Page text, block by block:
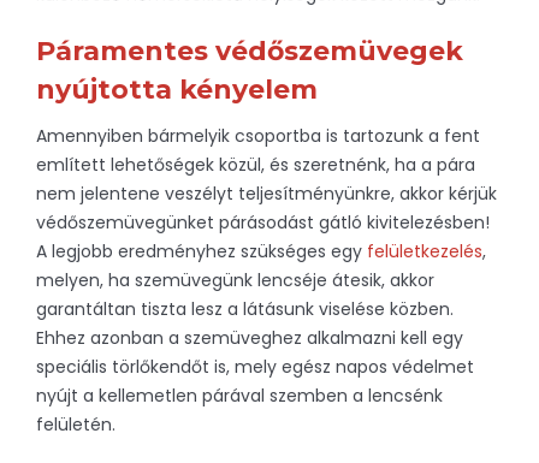
Páramentes védőszemüvegek
nyújtotta kényelem
Amennyiben bármelyik csoportba is tartozunk a fent
említett lehetőségek közül, és szeretnénk, ha a pára
nem jelentene veszélyt teljesítményünkre, akkor kérjük
védőszemüvegünket párásodást gátló kivitelezésben!
A legjobb eredményhez szükséges egy felületkezelés,
melyen, ha szemüvegünk lencséje átesik, akkor
garantáltan tiszta lesz a látásunk viselése közben.
Ehhez azonban a szemüveghez alkalmazni kell egy
speciális törlőkendőt is, mely egész napos védelmet
nyújt a kellemetlen párával szemben a lencsénk
felületén.